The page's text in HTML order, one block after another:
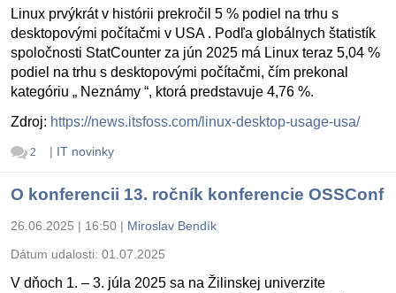
Linux prvýkrát v histórii prekročil 5 % podiel na trhu s
desktopovými počítačmi v USA . Podľa globálnych štatistík
spoločnosti StatCounter za jún 2025 má Linux teraz 5,04 %
podiel na trhu s desktopovými počítačmi, čím prekonal
kategóriu „ Neznámy “, ktorá predstavuje 4,76 %.
Zdroj: https://news.itsfoss.com/linux-desktop-usage-usa/
2 | IT novinky
O konferencii 13. ročník konferencie OSSConf
26.06.2025 | 16:50 | Miroslav Bendík
Dátum udalosti: 01.07.2025
V dňoch 1. – 3. júla 2025 sa na Žilinskej univerzite